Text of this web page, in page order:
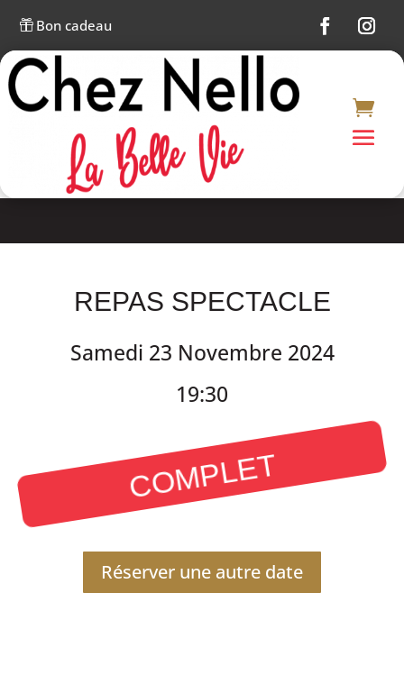
Bon cadeau
REPAS SPECTACLE
Samedi 23 Novembre 2024
19:30
COMPLET
Réserver une autre date